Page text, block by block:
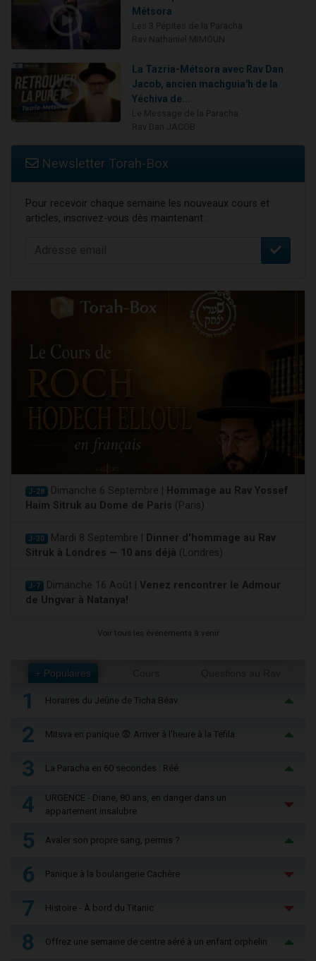
Métsora
La Tazria-Métsora avec Rav Dan
Jacob, ancien machguia'h de la
Yéchiva de...
Newsletter Torah-Box
Pour recevoir chaque semaine les nouveaux cours et
articles, inscrivez-vous dès maintenant :
J-28 Dimanche 6 Septembre |
Hommage au Rav Yossef
Haim Sitruk au Dome de Paris (Paris)
J-30 Mardi 8 Septembre |
Dinner d'hommage au Rav
Sitruk à Londres — 10 ans déjà (Londres)
J-7 Dimanche 16 Août | Venez rencontrer le Admour
de Ungvar à Natanya!
Voir tous les événements à venir
+ Populaires
1 Horaires du Jeûne de Ticha Béav
2 Mitsva en panique 😨 Arriver à l'heure à la Téfila
3 La Paracha en 60 secondes : Réé
4
URGENCE - Diane, 80 ans, en danger dans un
appartement insalubre
5 Avaler son propre sang, permis ?
6 Panique à la boulangerie Cachère
7 Histoire - À bord du Titanic
8 Offrez une semaine de centre aéré à un enfant orphelin